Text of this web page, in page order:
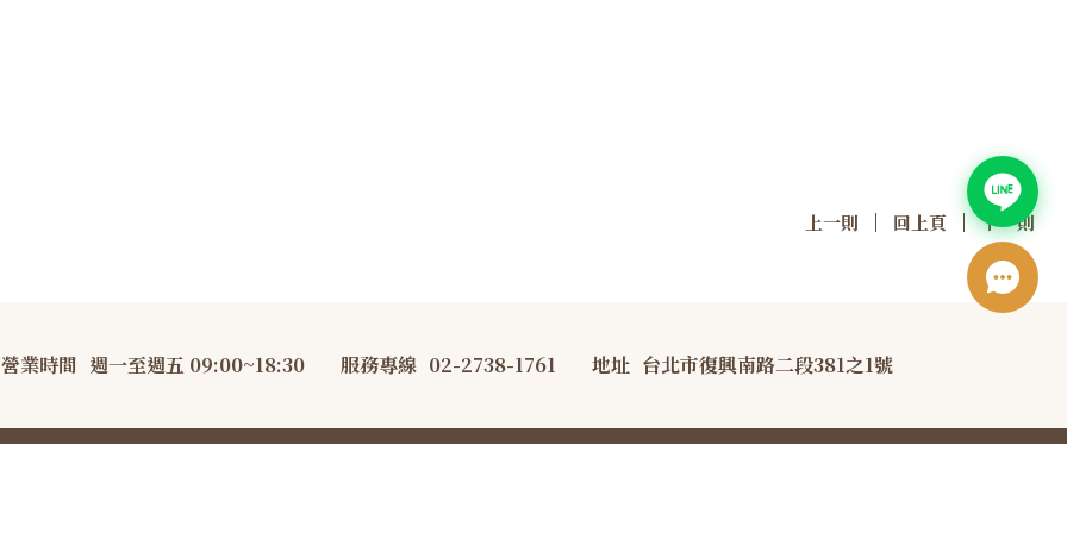
上一則 | 回上頁 |下一則
營業時間 週一至週五 09:00~18:30 服務專線 02-2738-1761 地址 台北市復興南路二段381之1號